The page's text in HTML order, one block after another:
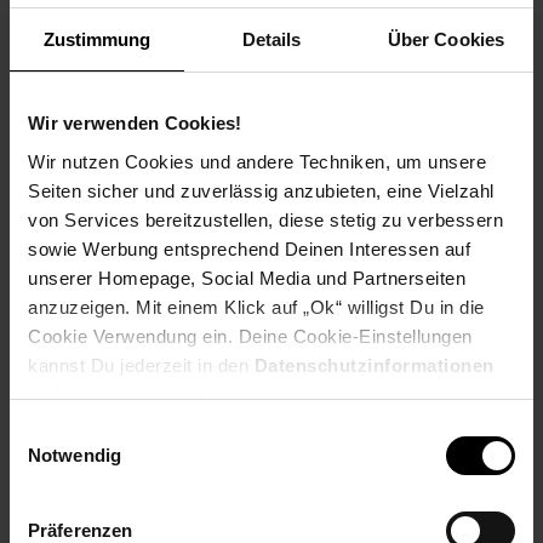
Zustimmung Details Über Cookies
Wir verwenden Cookies!
Wir nutzen Cookies und andere Techniken, um unsere
Seiten sicher und zuverlässig anzubieten, eine Vielzahl
von Services bereitzustellen, diese stetig zu verbessern
sowie Werbung entsprechend Deinen Interessen auf
unserer Homepage, Social Media und Partnerseiten
anzuzeigen. Mit einem Klick auf „Ok“ willigst Du in die
Cookie Verwendung ein. Deine Cookie-Einstellungen
kannst Du jederzeit in den Datenschutzinformationen
ändern bzw. widerrufen.
Notwendig
Präferenzen
Weitere Informationen
Beginn: August/September
Ausbildungsbeginn
Schulabschluss: gute mittlere Reife oder
Fachhochschulreife, Allgemeine
Hochschulreife
Bewerben per Formular